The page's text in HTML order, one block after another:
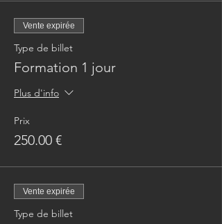
Vente expirée
Type de billet
Formation 1 jour
Plus d'info
Prix
250.00 €
Vente expirée
Type de billet